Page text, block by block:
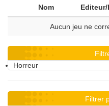
Nom
Aucun jeu ne
Horreur
Filtrer